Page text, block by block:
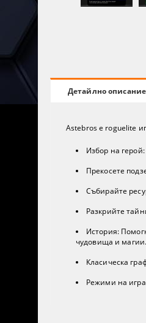
Детайлно описание
Astebros е roguelite
Избор на
Прекосете
Събирайте
Разкрийте
История:
чудовища и магии.
Класическа
Режими на